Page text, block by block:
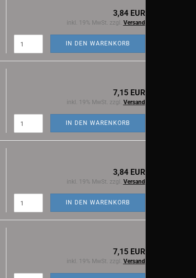
3,84 EUR
inkl. 19% MwSt. zzgl. Versand
IN DEN WARENKORB
7,15 EUR
inkl. 19% MwSt. zzgl. Versand
IN DEN WARENKORB
3,84 EUR
inkl. 19% MwSt. zzgl. Versand
IN DEN WARENKORB
7,15 EUR
inkl. 19% MwSt. zzgl. Versand